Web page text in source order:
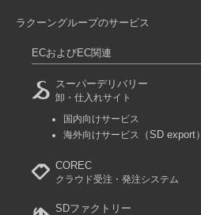
ラクーングループのサービス
ECおよびEC関連
スーパーデリバリー
卸・仕入れサイト
国内向けサービス
海外向けサービス
（SD export）
COREC
クラウド受注・発注システム
SDファクトリー